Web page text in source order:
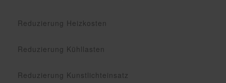
Reduzierung Heizkosten
Reduzierung Kühllasten
Reduzierung Kunstlichteinsatz